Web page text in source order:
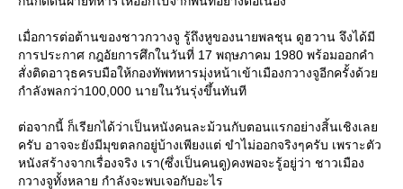
เมื่อการต่อต้านของชาวกวางจู รู้ถึงหูของนายพลชุน ดูฮวาน จึงได้มี
การประกาศ กฎอัยการศึกในวันที่ 17 พฤษภาคม 1980 พร้อมออกคำ
สั่งติดอาวุธครบมือให้กองทัพทหารมุ่งหน้าเข้าเมืองกวางจูอีกครั้งด้ว
กำลังพลกว่า100,000 นายในวันรุ่งขึ้นทันที
ต่อจากนี้ ก็เรียกได้ว่าเป็นหนังคนละม้วนกับตอนแรกอย่างสิ้นเชิงเล
ครับ อาจจะยังมีมุขตลกอยู่บ้างเพียงแต่ ขำไม่ออกจริงๆครับ เพราะตัว
หนังสร้างจากเรื่องจริง เรา(ซึ่งเป็นคนดู)คงพอจะรู้อยู่ว่า ชาวเมือง
กวางจูทั้งหลาย กำลังจะพบเจอกับอะไร